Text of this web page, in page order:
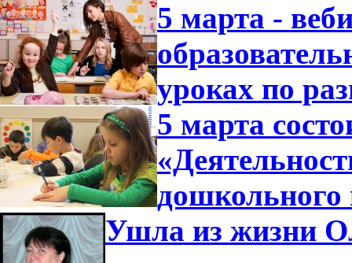
5 марта -
уроках по
5 марта
дошкольного
Ушла из жизни